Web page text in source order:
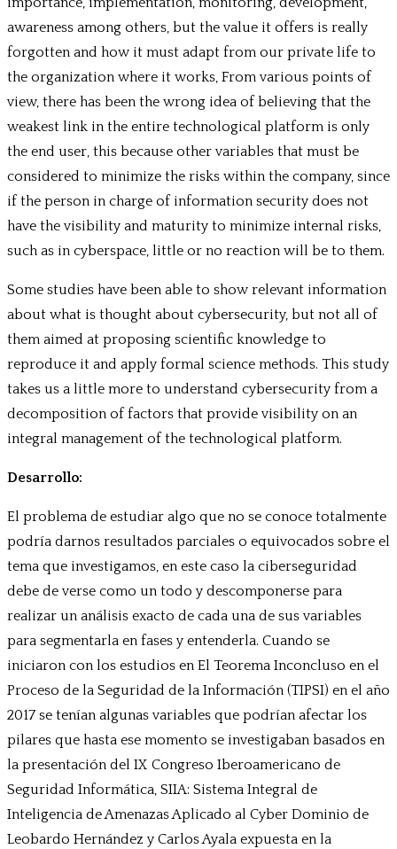
awareness among others, but the value it offers is really
forgotten and how it must adapt from our private life to
the organization where it works, From various points of
view, there has been the wrong idea of believing that the
weakest link in the entire technological platform is only
the end user, this because other variables that must be
considered to minimize the risks within the company, since
if the person in charge of information security does not
have the visibility and maturity to minimize internal risks,
such as in cyberspace, little or no reaction will be to them.
Some studies have been able to show relevant information
about what is thought about cybersecurity, but not all of
them aimed at proposing scientific knowledge to
reproduce it and apply formal science methods. This study
takes us a little more to understand cybersecurity from a
decomposition of factors that provide visibility on an
integral management of the technological platform.
Desarrollo:
El problema de estudiar algo que no se conoce totalmente
podría darnos resultados parciales o equivocados sobre el
tema que investigamos, en este caso la ciberseguridad
debe de verse como un todo y descomponerse para
realizar un análisis exacto de cada una de sus variables
para segmentarla en fases y entenderla. Cuando se
iniciaron con los estudios en El Teorema Inconcluso en el
Proceso de la Seguridad de la Información (TIPSI) en el año
2017 se tenían algunas variables que podrían afectar los
pilares que hasta ese momento se investigaban basados en
la presentación del IX Congreso Iberoamericano de
Seguridad Informática, SIIA: Sistema Integral de
Inteligencia de Amenazas Aplicado al Cyber Dominio de
Leobardo Hernández y Carlos Ayala expuesta en la